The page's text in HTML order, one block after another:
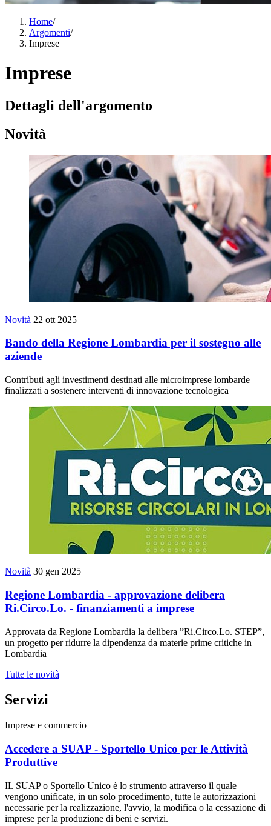
Home/
Argomenti/
Imprese
Imprese
Dettagli dell'argomento
Novità
Novità 22 ott 2025
Bando della Regione Lombardia per il sostegno alle
aziende
Contributi agli investimenti destinati alle microimprese lombarde
finalizzati a sostenere interventi di innovazione tecnologica
Novità 30 gen 2025
Regione Lombardia - approvazione delibera
Ri.Circo.Lo. - finanziamenti a imprese
Approvata da Regione Lombardia la delibera ”Ri.Circo.Lo. STEP”,
un progetto per ridurre la dipendenza da materie prime critiche in
Lombardia
Tutte le novità
Servizi
Imprese e commercio
Accedere a SUAP - Sportello Unico per le Attività
Produttive
IL SUAP o Sportello Unico è lo strumento attraverso il quale
vengono unificate, in un solo procedimento, tutte le autorizzazioni
necessarie per la realizzazione, l'avvio, la modifica o la cessazione di
imprese per la produzione di beni e servizi.